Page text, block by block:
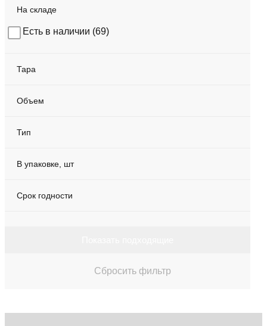
На складе
Есть в наличии (69)
Тара
Объем
Тип
В упаковке, шт
Срок годности